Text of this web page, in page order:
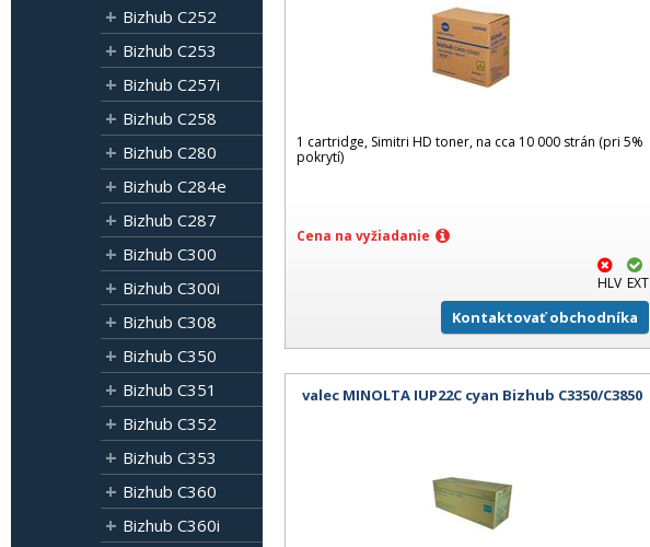
Bizhub C252
Bizhub C253
Bizhub C257i
Bizhub C258
Bizhub C280
Bizhub C284e
Bizhub C287
Bizhub C300
Bizhub C300i
Bizhub C308
Bizhub C350
Bizhub C351
Bizhub C352
Bizhub C353
Bizhub C360
Bizhub C360i
1 cartridge, Simitri HD toner, na cca 10 000 strán (pri 5%
pokrytí)
Cena na vyžiadanie
HLV EXT
Kontaktovať obchodníka
valec MINOLTA IUP22C cyan Bizhub C3350/C3850